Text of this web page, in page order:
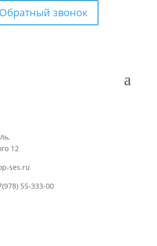
Обратный звонок
,
12
ses.ru
55-333-00